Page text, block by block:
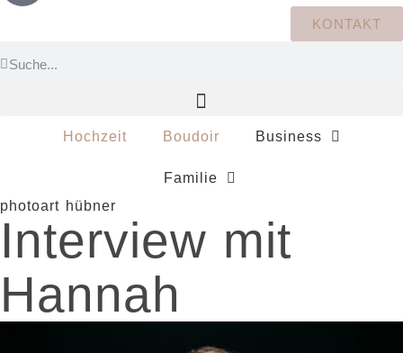
KONTAKT
Hochzeit Boudoir Business
Familie
photoart hübner
Interview mit
Hannah